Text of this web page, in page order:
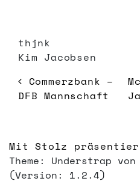
thjnk
Kim Jacobsen
Commerzbank –
DFB Mannschaft
Mit Stolz präsentiert
Theme: Understrap von
(Version: 1.2.4)